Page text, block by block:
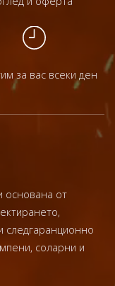
за вас всеки ден
основана от
следгаранционно
соларни и